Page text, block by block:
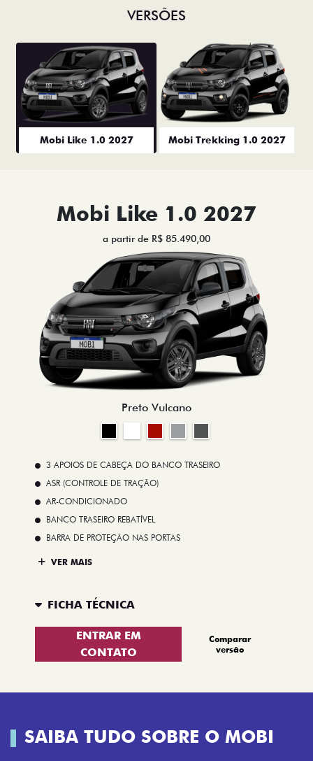
VERSÕES
Mobi Like 1.0 2027 Mobi Trekking 1.0 2027
Mobi Like 1.0 2027
a partir de R$ 85.490,00
Preto Vulcano
3 APOIOS DE CABEÇA DO BANCO TRASEIRO
ASR (CONTROLE DE TRAÇÃO)
AR-CONDICIONADO
BANCO TRASEIRO REBATÍVEL
BARRA DE PROTEÇÃO NAS PORTAS
VER MAIS
FICHA TÉCNICA
ENTRAR EM
CONTATO
Comparar
versão
SAIBA TUDO SOBRE O MOBI